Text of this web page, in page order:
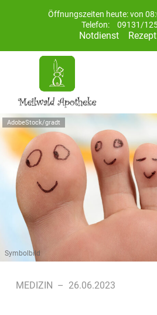
Öffnungszeiten heute: von
Telefon:
09131/
Notdienst
AdobeStock/gradt
Symbolbild
MEDIZIN – 26.06.2023